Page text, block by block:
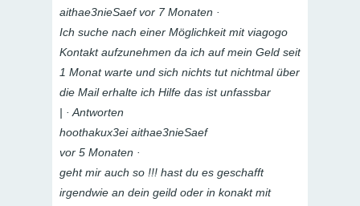
aithae3nieSaef vor 7 Monaten ·
Ich suche nach einer Möglichkeit mit viagogo
Kontakt aufzunehmen da ich auf mein Geld seit
1 Monat warte und sich nichts tut nichtmal über
die Mail erhalte ich Hilfe das ist unfassbar
| · Antworten
hoothakux3ei aithae3nieSaef
vor 5 Monaten ·
geht mir auch so !!! hast du es geschafft
irgendwie an dein geild oder in konakt mit